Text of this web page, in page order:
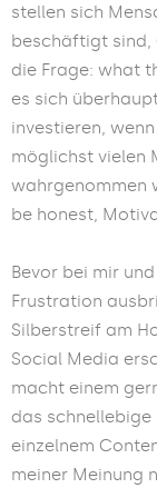
stellen sich
beschäftigt sind,
die Frage: what
es sich
investieren,
möglichst vielen
wahrgenommen
be honest,
Bevor bei mir
Frustration
Silberstreif am
Social Media
macht einem
das schnellebige
einzelnem
meiner Meinung